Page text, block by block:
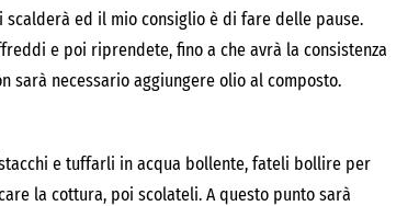
scalderà ed il mio consiglio è di fare delle pause.
e poi riprendete, fino a che avrà la consistenza
sarà necessario aggiungere olio al composto.
e tuffarli in acqua bollente, fateli bollire per
la cottura, poi scolateli. A questo punto sarà